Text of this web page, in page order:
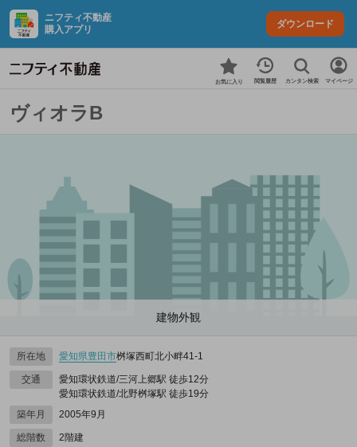
ニフティ不動産
購入アプリ
ダウンロード
お気に入り 閲覧履歴 カンタン検索 マイページ
ヴィオラB
建物外観
所在地 愛知県豊田市桝塚西町北小畔41‐1
交通
愛知環状鉄道/三河上郷駅 徒歩12分
愛知環状鉄道/北野桝塚駅 徒歩19分
築年月
2005年9月
総階数 2階建